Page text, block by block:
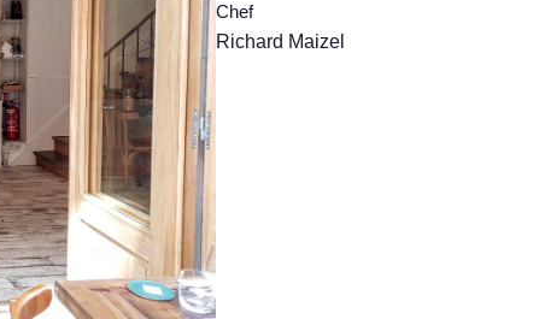
Chef
Richard Maizel